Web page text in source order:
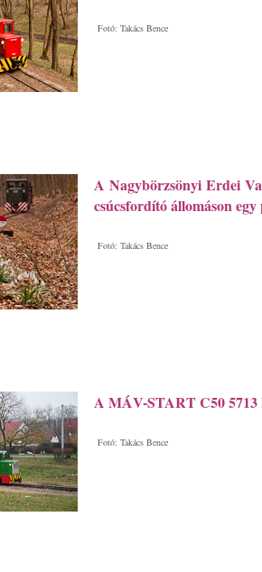
Fotó: Takács Bence
A Nagybörzsönyi Erdei
csúcsfordító állomáson
Fotó: Takács Bence
A MÁV-START C50 5713
Fotó: Takács Bence